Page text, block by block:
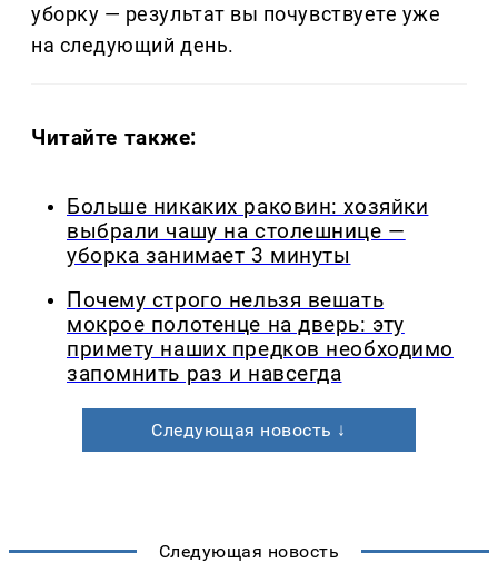
уборку — результат вы почувствуете уже
на следующий день.
Читайте также:
Больше никаких раковин: хозяйки
выбрали чашу на столешнице —
уборка занимает 3 минуты
Почему строго нельзя вешать
мокрое полотенце на дверь: эту
примету наших предков необходимо
запомнить раз и навсегда
Следующая новость ↓
Следующая новость